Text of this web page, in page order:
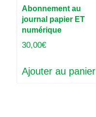
Abonnement au
journal papier ET
numérique
30,00€
Ajouter au panier